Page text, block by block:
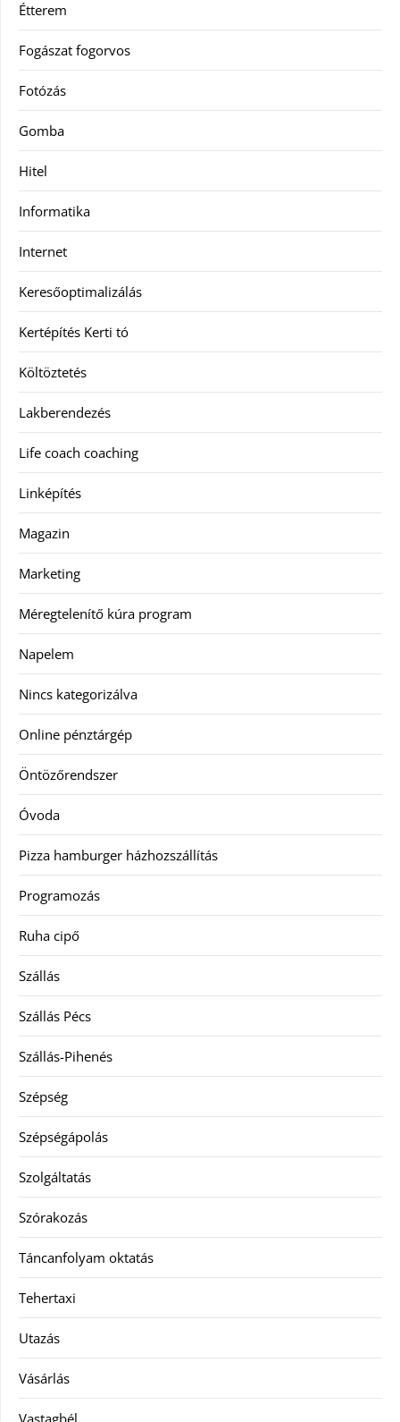
Étterem
Fogászat fogorvos
Fotózás
Gomba
Hitel
Informatika
Internet
Keresőoptimalizálás
Kertépítés Kerti tó
Költöztetés
Lakberendezés
Life coach coaching
Linképítés
Magazin
Marketing
Méregtelenítő kúra program
Napelem
Nincs kategorizálva
Online pénztárgép
Öntözőrendszer
Óvoda
Pizza hamburger házhozszállítás
Programozás
Ruha cipő
Szállás
Szállás Pécs
Szállás-Pihenés
Szépség
Szépségápolás
Szolgáltatás
Szórakozás
Táncanfolyam oktatás
Tehertaxi
Utazás
Vásárlás
Vastagbél